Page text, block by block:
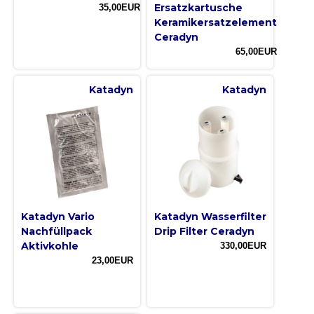
35,00EUR
Ersatzkartusche
Keramikersatzelement
Ceradyn
65,00EUR
Katadyn
Katadyn Vario
Nachfüllpack
Aktivkohle
23,00EUR
Katadyn
Katadyn Wasserfilter
Drip Filter Ceradyn
330,00EUR